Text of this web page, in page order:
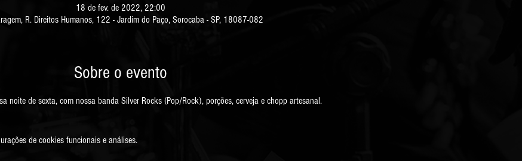
18 de fev. de 2022, 22:00
R. Direitos Humanos, 122 - Jardim do Paço, Sorocaba - SP, 18087-082
Sobre o evento
noite de sexta, com nossa banda Silver Rocks (Pop/Rock), porções, cerveja e chopp artesanal.
de cookies funcionais e análises.